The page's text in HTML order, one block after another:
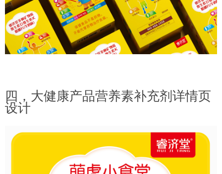
四，大健康产品营养素补充剂详情页
设计